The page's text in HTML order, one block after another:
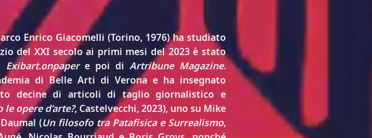
Enrico Giacomelli (Torino, 1976) ha studiato
del XXI secolo ai primi mesi del 2023 è stato
Exibart.onpaper e poi di Artribune Magazine.
di Belle Arti di Verona e ha insegnato
decine di articoli di taglio giornalistico e
opere d’arte?, Castelvecchi, 2023), uno su Mike
(Un filosofo tra Patafisica e Surrealismo,